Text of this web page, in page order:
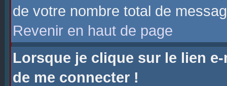
de votre nombre total de
Revenir en haut de page
Lorsque je clique sur le lien
de me connecter !